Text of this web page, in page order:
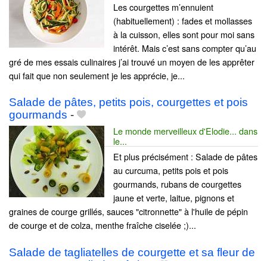
Les courgettes m’ennuient
(habituellement) : fades et mollasses
à la cuisson, elles sont pour moi sans
intérêt. Mais c’est sans compter qu’au
gré de mes essais culinaires j’ai trouvé un moyen de les apprêter
qui fait que non seulement je les apprécie, je...
Salade de pâtes, petits pois, courgettes et pois
gourmands -
Le monde merveilleux d'Elodie... dans
le...
Et plus précisément : Salade de pâtes
au curcuma, petits pois et pois
gourmands, rubans de courgettes
jaune et verte, laitue, pignons et
graines de courge grillés, sauces "citronnette" à l'huile de pépin
de courge et de colza, menthe fraîche ciselée ;)...
Salade de tagliatelles de courgette et sa fleur de